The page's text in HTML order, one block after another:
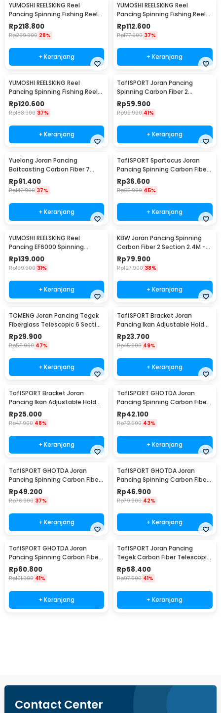
YUMOSHI REELSKING Reel
Pancing Spinning Fishing Reel
4.1:1 9000 - EF9000
Rp218.800
Rp299.900 28%
+ Keranjang
YUMOSHI REELSKING Reel
Pancing Spinning Fishing Reel
5.5:1 3000 - EF3000
Rp112.600
Rp177.900 37%
+ Keranjang
YUMOSHI REELSKING Reel
Pancing Spinning Fishing Reel
5.2:1 5000 - EF5000
Rp120.600
Rp188.900 37%
+ Keranjang
TaffSPORT Joran Pancing
Spinning Carbon Fiber 2
Section 1.8M - TM0156
Rp59.900
Rp99.900 41%
+ Keranjang
Yuelong Joran Pancing
Baitcasting Carbon Fiber 7
Section Telescopic 3.3M 7
Section
Rp91.400
Rp142.900 37%
+ Keranjang
TaffSPORT Spartacus Joran
Pancing Spinning Carbon Fiber
2 Section 1.8M - 180
Rp36.600
Rp65.900 45%
+ Keranjang
YUMOSHI REELSKING Reel
Pancing EF6000 Spinning
Fishing Reel 5.2:1 6000 - EF6000
Rp139.000
Rp199.900 31%
+ Keranjang
KBW Joran Pancing Spinning
Carbon Fiber 2 Section 2.4M -
KBW01
Rp79.900
Rp127.900 38%
+ Keranjang
TOMENG Joran Pancing Tegek
Fiberglass Telescopic 6 Section
3.8M - JW380
Rp29.900
Rp55.900 47%
+ Keranjang
TaffSPORT Bracket Joran
Pancing Ikan Adjustable Holder
1.4M - V-003
Rp23.700
Rp45.900 49%
+ Keranjang
TaffSPORT Bracket Joran
Pancing Ikan Adjustable Holder
2.1M - V-003
Rp25.000
Rp47.900 48%
+ Keranjang
TaffSPORT GHOTDA Joran
Pancing Spinning Carbon Fiber
5-7 Section 2.1M - CF3000
Rp42.100
Rp72.900 43%
+ Keranjang
TaffSPORT GHOTDA Joran
Pancing Spinning Carbon Fiber
5-7 Section 2.4M - CF3000
Rp49.200
Rp76.900 37%
+ Keranjang
TaffSPORT GHOTDA Joran
Pancing Spinning Carbon Fiber
5-7 Section 2.7M - CF3000
Rp46.900
Rp79.900 42%
+ Keranjang
TaffSPORT GHOTDA Joran
Pancing Spinning Carbon Fiber
5-7 Section 3M - CF3000
Rp60.800
Rp101.900 41%
+ Keranjang
TaffSPORT Joran Pancing
Tegek Carbon Fiber Telescopic
6-10 Section 3.3M - 5841
Rp58.400
Rp97.900 41%
+ Keranjang
Contact Center